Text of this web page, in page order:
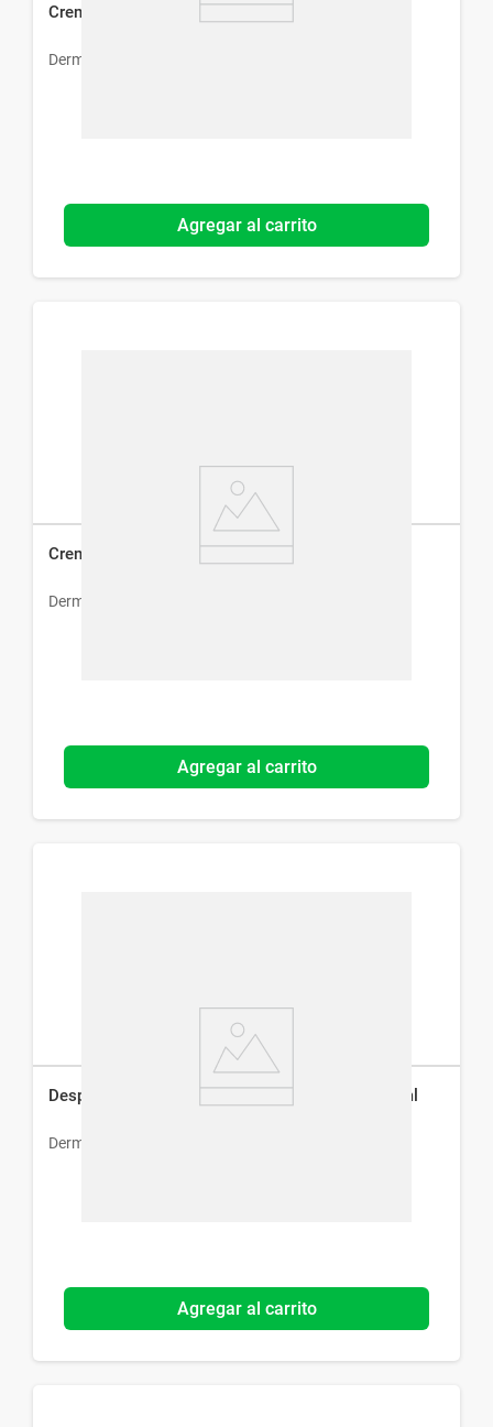
Crema Dermur Azuleno x 60 ml
Dermur
Agregar al carrito
Crema Facial Dermur Kimullen x 60 ml
Dermur
Agregar al carrito
Despigmentante Dermur Pharma Melaclar x 30 ml
Dermur
Agregar al carrito